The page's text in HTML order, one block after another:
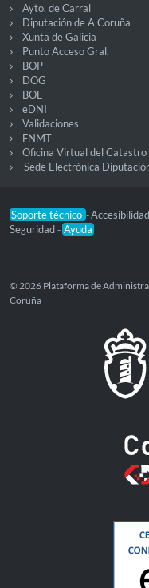
Ayto. de Carral
Diputación de A Coruña
Xunta de Galicia
Punto Acceso Gral.
BOP
DOG
BOE
eDNI
Validaciones
FNMT
Oficina Virtual del Catastro
Sede Electrónica
Soporte técnico -Accesibilidad
Seguridad - Ayuda
© 2026 Plataforma de
Coruña